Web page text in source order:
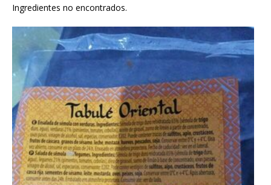
Ingredientes no encontrados.